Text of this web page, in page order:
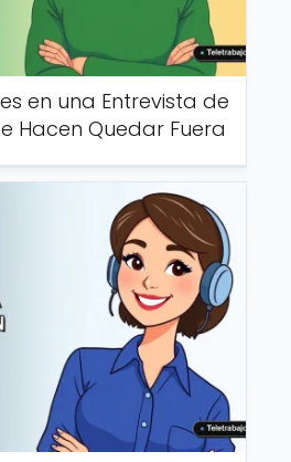
en una Entrevista de
Hacen Quedar Fuera